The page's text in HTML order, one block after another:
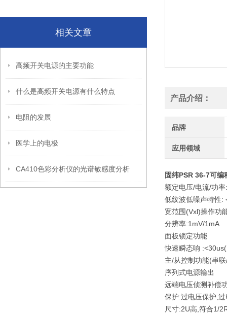
相关文章
高频开关电源的主要功能
什么是高频开关电源有什么特点
电阻的发展
医学上的电极
CA410色彩分析仪的光谱敏感度分析
产品介绍：
品牌
应用领域
固纬PSR 36-7可编
额定电压/电流/功
低纹波低噪声特性:
宽范围(Vxl)操作功
分辨率:1mV/1mA
面板锁定功能
快速瞬态响
主/从控制功能(串
序列式电源输出
远端电压侦测补偿
保护:过电压保护,
尺寸:2U高,符合1/